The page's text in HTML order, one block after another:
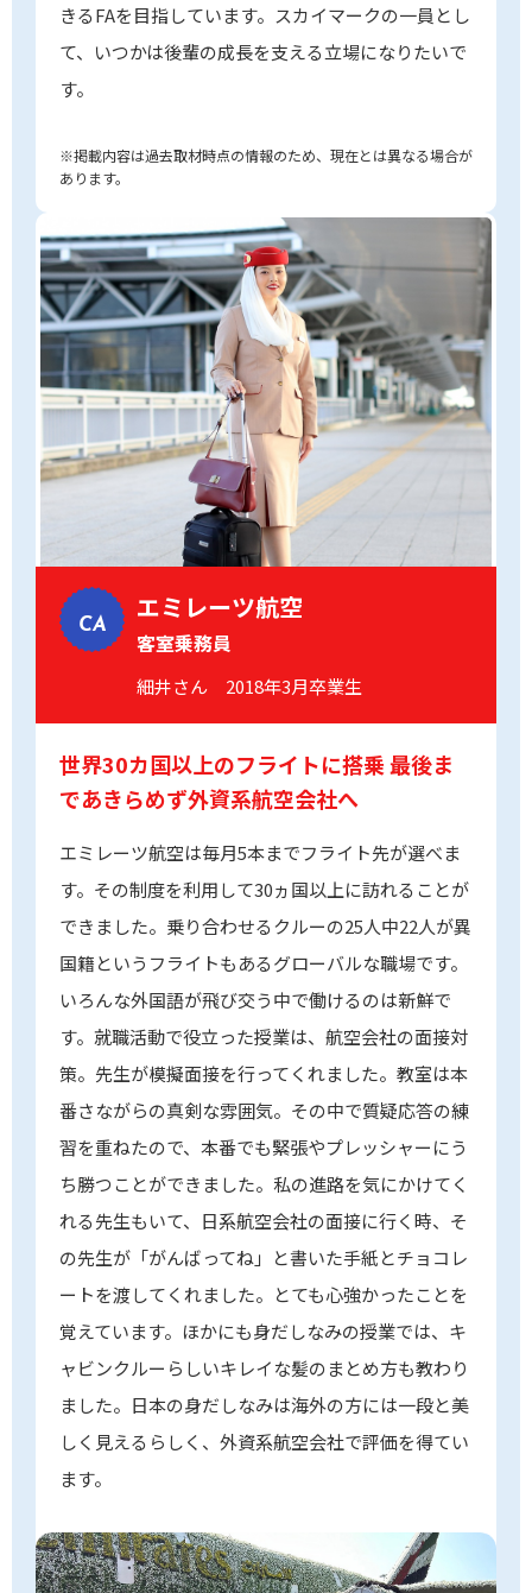
きるFAを目指しています。スカイマークの一員とし
て、いつかは後輩の成長を支える立場になりたいで
す。
※掲載内容は過去取材時点の情報のため、現在とは異なる場合が
あります。
CA
エミレーツ航空
客室乗務員
細井さん 2018年3月卒業生
世界30カ国以上のフライトに搭乗最後ま
であきらめず外資系航空会社へ
エミレーツ航空は毎月5本までフライト先が選べま
す。その制度を利用して30ヵ国以上に訪れることが
できました。乗り合わせるクルーの25人中22人が異
国籍というフライトもあるグローバルな職場です。
いろんな外国語が飛び交う中で働けるのは新鮮で
す。就職活動で役立った授業は、航空会社の面接対
策。先生が模擬面接を行ってくれました。教室は本
番さながらの真剣な雰囲気。その中で質疑応答の練
習を重ねたので、本番でも緊張やプレッシャーにう
ち勝つことができました。私の進路を気にかけてく
れる先生もいて、日系航空会社の面接に行く時、そ
の先生が「がんばってね」と書いた手紙とチョコレ
ートを渡してくれました。とても心強かったことを
覚えています。ほかにも身だしなみの授業では、キ
ャビンクルーらしいキレイな髪のまとめ方も教わり
ました。日本の身だしなみは海外の方には一段と美
しく見えるらしく、外資系航空会社で評価を得てい
ます。